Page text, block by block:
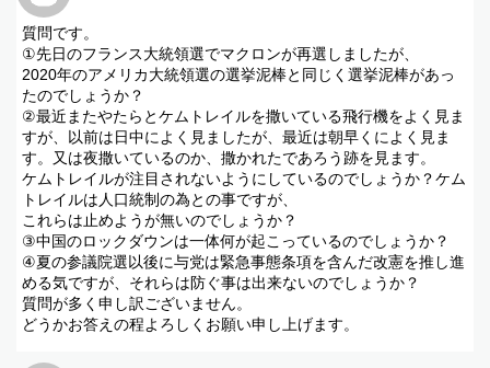
質問です。
①先日のフランス大統領選でマクロンが再選しましたが、
2020年のアメリカ大統領選の選挙泥棒と同じく選挙泥棒があっ
たのでしょうか？
②最近またやたらとケムトレイルを撒いている飛行機をよく見ま
すが、以前は日中によく見ましたが、最近は朝早くによく見ま
す。又は夜撒いているのか、撒かれたであろう跡を見ます。
ケムトレイルが注目されないようにしているのでしょうか？ケム
トレイルは人口統制の為との事ですが、
これらは止めようが無いのでしょうか？
③中国のロックダウンは一体何が起こっているのでしょうか？
④夏の参議院選以後に与党は緊急事態条項を含んだ改憲を推し進
める気ですが、それらは防ぐ事は出来ないのでしょうか？
質問が多く申し訳ございません。
どうかお答えの程よろしくお願い申し上げます。